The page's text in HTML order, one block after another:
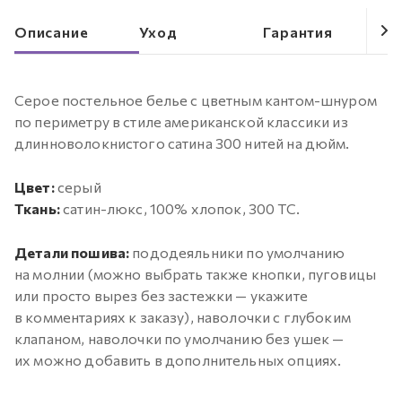
Описание Уход Гарантия
Серое постельное белье с цветным кантом-шнуром
по периметру в стиле американской классики из
длинноволокнистого сатина 300 нитей на дюйм.
Цвет:серый
Ткань:сатин-люкс, 100% хлопок, 300 ТС.
Детали пошива: пододеяльники по умолчанию
на молнии (можно выбрать также кнопки, пуговицы
или просто вырез без застежки — укажите
в комментариях к заказу), наволочки с глубоким
клапаном, наволочки по умолчанию без ушек —
их можно добавить в дополнительных опциях.